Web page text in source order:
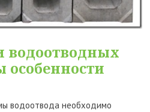
водоотводных
особенности
водоотвода необходимо